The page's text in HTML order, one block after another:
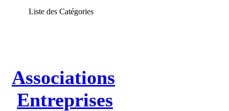
Liste des Catégories
Associations
Entreprises